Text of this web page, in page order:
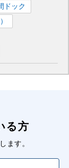
ドック
る方
ます。